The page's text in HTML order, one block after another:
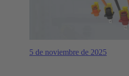
5 de noviembre de 2025